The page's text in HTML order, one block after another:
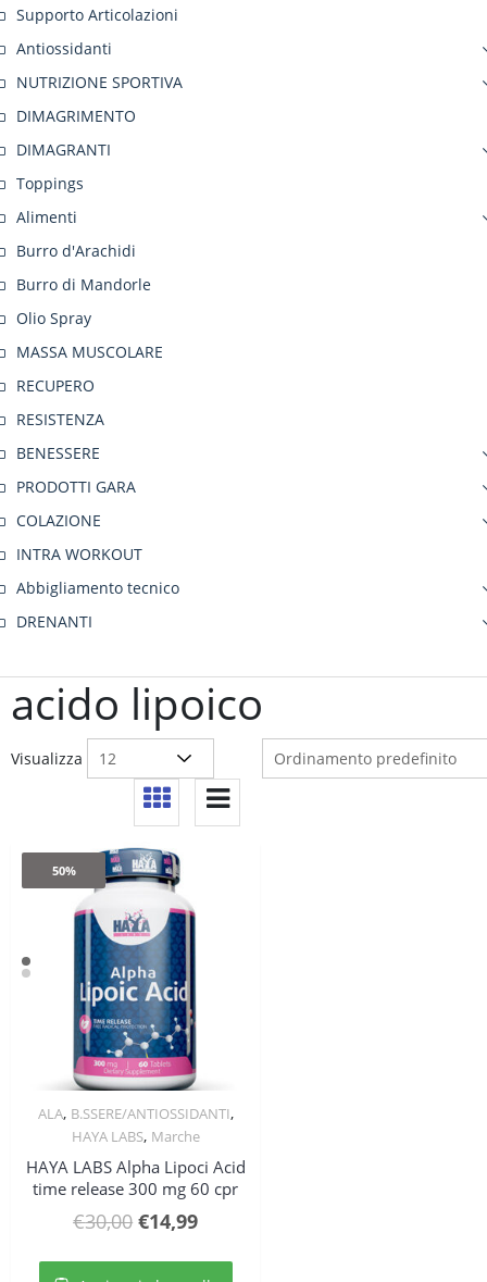
acido lipoico
Visualizza
50%
Quick View
ALA, B.SSERE/ANTIOSSIDANTI,
HAYA LABS, Marche
HAYA LABS Alpha Lipoci Acid
time release 300 mg 60 cpr
€30,00 Il
€14,99Il
Supporto Articolazioni
Antiossidanti
NUTRIZIONE SPORTIVA
DIMAGRIMENTO
DIMAGRANTI
Toppings
Alimenti
Burro d'Arachidi
Burro di Mandorle
Olio Spray
MASSA MUSCOLARE
RECUPERO
RESISTENZA
BENESSERE
PRODOTTI GARA
COLAZIONE
INTRA WORKOUT
Abbigliamento tecnico
DRENANTI